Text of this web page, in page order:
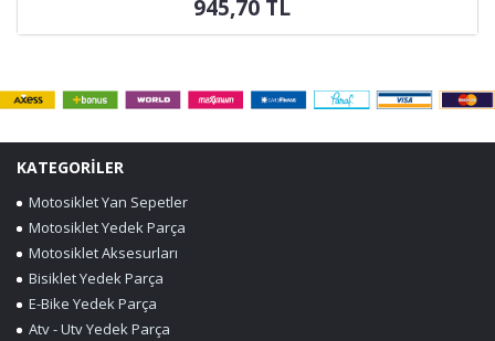
KATEGORİLER
Motosiklet Yan Sepetler
Motosiklet Yedek Parça
Motosiklet Aksesurları
Bisiklet Yedek Parça
E-Bike Yedek Parça
Atv - Utv Yedek Parça